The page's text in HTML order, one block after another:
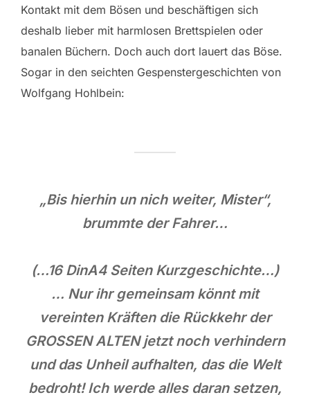
Kontakt mit dem Bösen und beschäftigen sich
deshalb lieber mit harmlosen Brettspielen oder
banalen Büchern. Doch auch dort lauert das Böse.
Sogar in den seichten Gespenstergeschichten von
Wolfgang Hohlbein:
„Bis hierhin un nich weiter, Mister“,
brummte der Fahrer…
(…16 DinA4 Seiten Kurzgeschichte…)
… Nur ihr gemeinsam könnt mit
vereinten Kräften die Rückkehr der
GROSSEN ALTEN jetzt noch verhindern
und das Unheil aufhalten, das die Welt
bedroht! Ich werde alles daran setzen,